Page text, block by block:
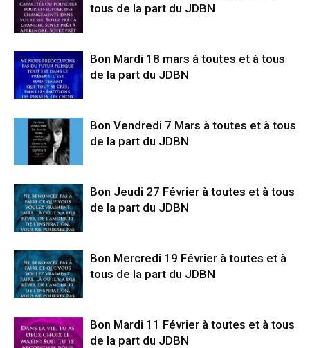
tous de la part du JDBN
Bon Mardi 18 mars à toutes et à tous
de la part du JDBN
Bon Vendredi 7 Mars à toutes et à tous
de la part du JDBN
Bon Jeudi 27 Février à toutes et à tous
de la part du JDBN
Bon Mercredi 19 Février à toutes et à
tous de la part du JDBN
Bon Mardi 11 Février à toutes et à tous
de la part du JDBN